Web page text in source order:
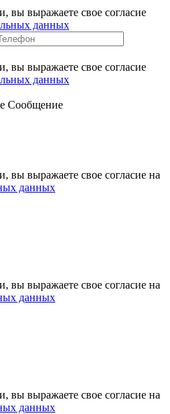
вы выражаете свое согласие
данных
вы выражаете свое согласие
данных
Сообщение
вы выражаете свое согласие на
данных
вы выражаете свое согласие на
данных
вы выражаете свое согласие на
данных